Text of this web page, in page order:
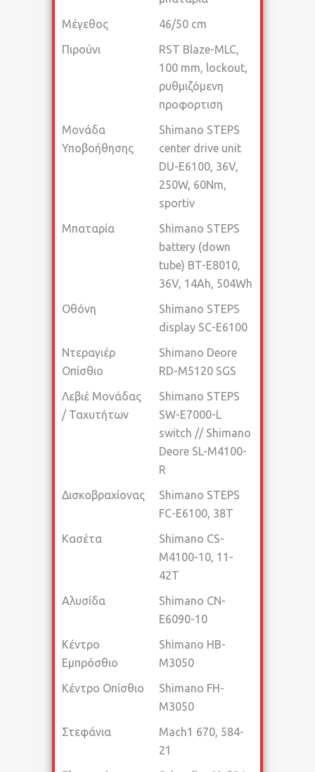
Μέγεθος
46/50 cm
Πιρούνι
RST Blaze-MLC,
100 mm, lockout,
ρυθμιζόμενη
προφορτιση
Μονάδα
Υποβοήθησης
Shimano STEPS
center drive unit
DU-E6100, 36V,
250W, 60Nm,
sportiv
Μπαταρία
Shimano STEPS
battery (down
tube) BT-E8010,
36V, 14Ah, 504Wh
Οθόνη
Shimano STEPS
display SC-E6100
Ντεραγιέρ
Οπίσθιο
Shimano Deore
RD-M5120 SGS
Λεβιέ Μονάδας
/ Ταχυτήτων
Shimano STEPS
SW-E7000-L
switch // Shimano
Deore SL-M4100-
R
Δισκοβραχίονας
Shimano STEPS
FC-E6100, 38T
Κασέτα
Shimano CS-
M4100-10, 11-
42T
Αλυσίδα
Shimano CN-
E6090-10
Κέντρο
Εμπρόσθιο
Shimano HB-
M3050
Κέντρο Οπίσθιο
Shimano FH-
M3050
Στεφάνια
Mach1 670, 584-
21